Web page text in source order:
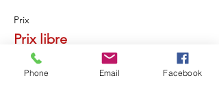
Prix
Prix libre
Phone Email Facebook